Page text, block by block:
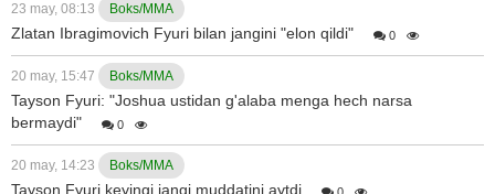
23 may, 08:13 Boks/MMA
Zlatan Ibragimovich Fyuri bilan jangini "elon qildi" 0
20 may, 15:47 Boks/MMA
Tayson Fyuri: "Joshua ustidan g'alaba menga hech narsa
bermaydi"
0
20 may, 14:23 Boks/MMA
Tayson Fyuri keyingi jangi muddatini aytdi